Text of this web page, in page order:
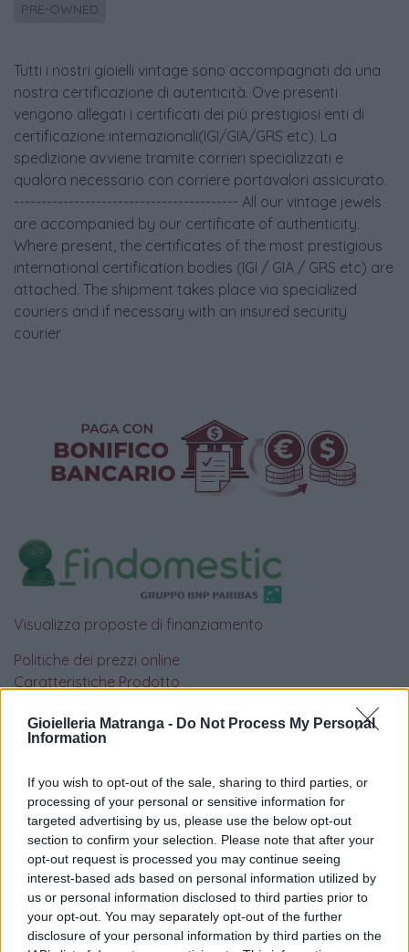
Gioielleria Matranga - Do Not Process My Personal
Information
If you wish to opt-out of the sale, sharing to third parties, or
processing of your personal or sensitive information for
targeted advertising by us, please use the below opt-out
section to confirm your selection. Please note that after your
opt-out request is processed you may continue seeing
interest-based ads based on personal information utilized by
us or personal information disclosed to third parties prior to
your opt-out. You may separately opt-out of the further
disclosure of your personal information by third parties on the
PRE-OWNED
Tutti i nostri gioielli vintage sono accompagnati da una
nostra certificazione di autenticità. Ove presenti
vengono allegati i certificati dei più prestigiosi enti di
certificazione internazionali(IGI/GIA/GRS etc). La
spedizione avviene tramite corrieri specializzati e
qualora necessario con corriere portavalori assicurato.
----------------------------------------- All our vintage jewels
are accompanied by our certificate of authenticity.
Where present, the certificates of the most prestigious
international certification bodies (IGI / GIA / GRS etc) are
attached. The shipment takes place via specialized
couriers and if necessary with an insured security
courier
Visualizza proposte di finanziamento
Politiche dei prezzi online
Caratteristiche Prodotto
4.8
Basato su 408 reviews
Powered byLocalImpact
Garanzia di due annisui prodotti usati, verificati dal